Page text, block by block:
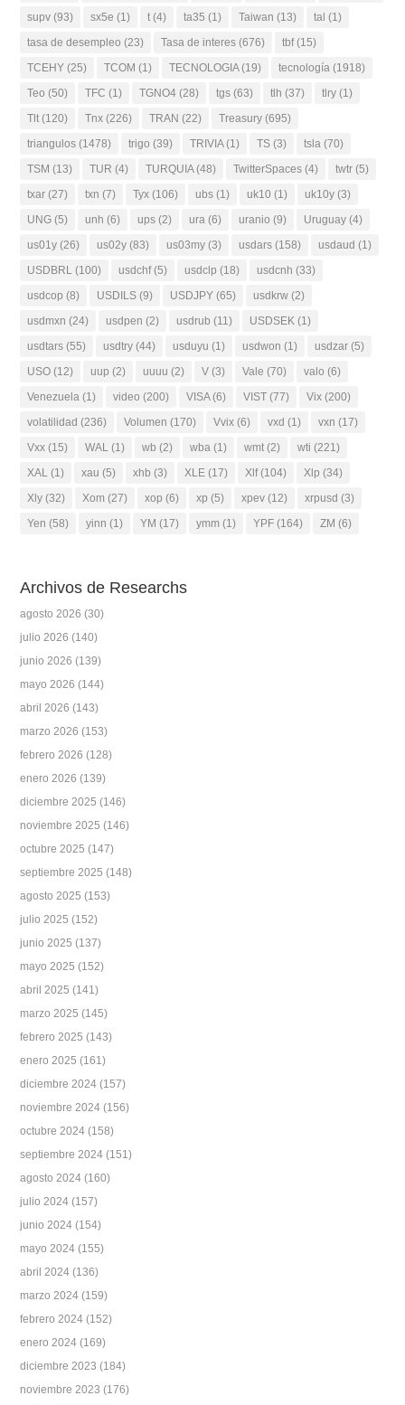
supv (93) sx5e (1) t (4) ta35 (1) Taiwan (13) tal (1)
tasa de desempleo (23) Tasa de interes (676) tbf(15)
TCEHY (25) TCOM (1) TECNOLOGIA(19) tecnología (1918)
Teo (50) TFC (1) TGNO4 (28) tgs (63) tlh (37) tlry (1)
Tlt (120) Tnx (226) TRAN (22) Treasury (695)
triangulos (1478) trigo (39) TRIVIA(1) TS (3) tsla (70)
TSM (13) TUR (4) TURQUIA(48) TwitterSpaces (4) twtr (5)
txar (27) txn (7) Tyx (106) ubs (1) uk10 (1) uk10y (3)
UNG (5) unh (6) ups (2) ura (6) uranio (9) Uruguay (4)
us01y (26) us02y (83) us03my (3) usdars (158) usdaud (1)
USDBRL (100) usdchf(5) usdclp (18) usdcnh (33)
usdcop (8) USDILS (9) USDJPY (65) usdkrw (2)
usdmxn (24) usdpen (2) usdrub (11) USDSEK (1)
usdtars (55) usdtry (44) usduyu (1) usdwon (1) usdzar (5)
USO (12) uup (2) uuuu (2) V (3) Vale (70) valo (6)
Venezuela (1) video (200) VISA(6) VIST (77) Vix (200)
volatilidad (236) Volumen (170) Vvix (6) vxd (1) vxn (17)
Vxx (15) WAL (1) wb (2) wba (1) wmt (2) wti (221)
XAL (1) xau (5) xhb (3) XLE (17) Xlf(104) Xlp (34)
Xly (32) Xom (27) xop (6) xp (5) xpev (12) xrpusd (3)
Yen (58) yinn (1) YM (17) ymm (1) YPF (164) ZM (6)
Archivos de Researchs
agosto 2026 (30)
julio 2026 (140)
junio 2026 (139)
mayo 2026 (144)
abril 2026 (143)
marzo 2026 (153)
febrero 2026 (128)
enero 2026 (139)
diciembre 2025 (146)
noviembre 2025 (146)
octubre 2025 (147)
septiembre 2025 (148)
agosto 2025 (153)
julio 2025 (152)
junio 2025 (137)
mayo 2025 (152)
abril 2025 (141)
marzo 2025 (145)
febrero 2025 (143)
enero 2025 (161)
diciembre 2024 (157)
noviembre 2024 (156)
octubre 2024 (158)
septiembre 2024 (151)
agosto 2024 (160)
julio 2024 (157)
junio 2024 (154)
mayo 2024 (155)
abril 2024 (136)
marzo 2024 (159)
febrero 2024 (152)
enero 2024 (169)
diciembre 2023 (184)
noviembre 2023 (176)